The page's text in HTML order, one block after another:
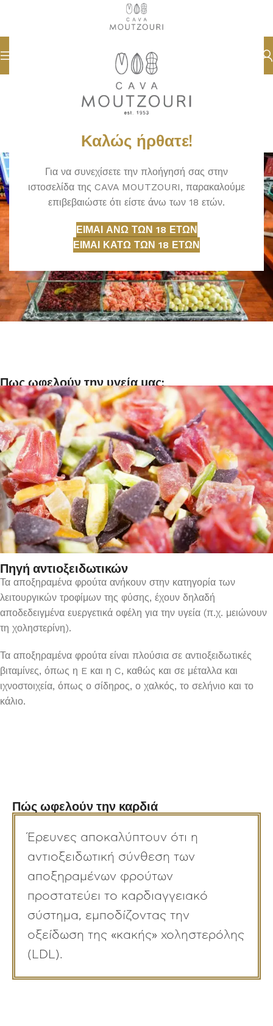
Καλώς ήρθατε!
Για να συνεχίσετε την πλοήγησή σας στην
ιστοσελίδα της CAVA MOUTZOURI, παρακαλούμε
επιβεβαιώστε ότι είστε άνω των 18 ετών.
ΕΊΜΑΙ ΆΝΩ ΤΩΝ 18 ΕΤΏΝ
ΕΊΜΑΙ ΚΆΤΩ ΤΩΝ 18 ΕΤΏΝ
CAVA MOUTZOURI
Αποξηραμένα φρούτα
arisgarin24
Δεν επιτρέπεται σχολιασμός
Πως ωφελούν την υγεία μας;
Πηγή αντιοξειδωτικών
Τα αποξηραμένα φρούτα ανήκουν στην κατηγορία των
λειτουργικών τροφίμων της φύσης, έχουν δηλαδή
αποδεδειγμένα ευεργετικά οφέλη για την υγεία (π.χ. μειώνουν
τη χοληστερίνη).
Τα αποξηραμένα φρούτα είναι πλούσια σε αντιοξειδωτικές
βιταμίνες, όπως η E και η C, καθώς και σε μέταλλα και
ιχνοστοιχεία, όπως ο σίδηρος, ο χαλκός, το σελήνιο και το
κάλιο.
Πώς ωφελούν την καρδιά
Έρευνες αποκαλύπτουν ότι η
αντιοξειδωτική σύνθεση των
αποξηραμένων φρούτων
προστατεύει το καρδιαγγειακό
σύστημα, εμποδίζοντας την
οξείδωση της «κακής» χοληστερόλης
(LDL).